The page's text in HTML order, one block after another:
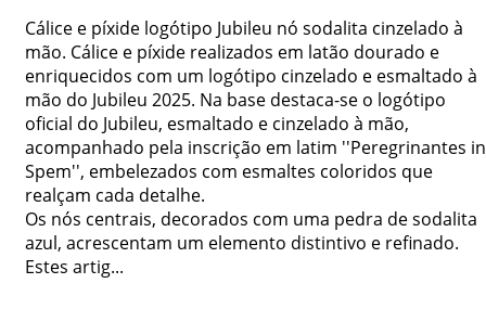
Cálice e píxide logótipo Jubileu nó sodalita cinzelado à
mão. Cálice e píxide realizados em latão dourado e
enriquecidos com um logótipo cinzelado e esmaltado à
mão do Jubileu 2025. Na base destaca-se o logótipo
oficial do Jubileu, esmaltado e cinzelado à mão,
acompanhado pela inscrição em latim ''Peregrinantes in
Spem'', embelezados com esmaltes coloridos que
realçam cada detalhe.
Os nós centrais, decorados com uma pedra de sodalita
azul, acrescentam um elemento distintivo e refinado.
Estes artig...